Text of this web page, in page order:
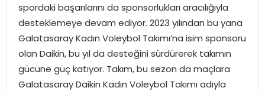
EKONOMI
MAGAZIN
DÜNYA
spordaki başarılarını da sponsorlukları aracılığıyla
desteklemeye devam ediyor. 2023 yılından bu yana
Galatasaray Kadın Voleybol Takımı’na isim sponsoru
olan Daikin, bu yıl da desteğini sürdürerek takımın
gücüne güç katıyor. Takım, bu sezon da maçlara
Galatasaray Daikin Kadın Voleybol Takımı adıyla